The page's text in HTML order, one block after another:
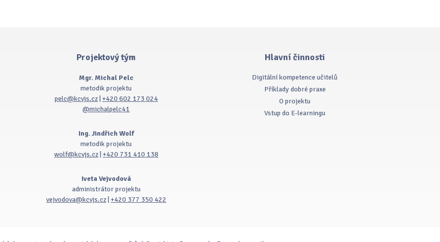
Projektový tým
Mgr. Michal Pelc
metodik projektu
pelc@kcvjs.cz| +420 602 173 024
@michalpelc41
Ing. Jindřich Wolf
metodik projektu
wolf@kcvjs.cz| +420 731 410 138
Iveta Vejvodová
administrátor projektu
vejvodova@kcvjs.cz| +420 377 350 422
Hlavní činnosti
Digitální kompetence učitelů
Příklady dobré praxe
O projektu
Vstup do E-learningu